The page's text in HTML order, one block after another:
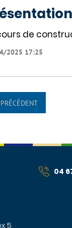
de
2025 17:25
5
04